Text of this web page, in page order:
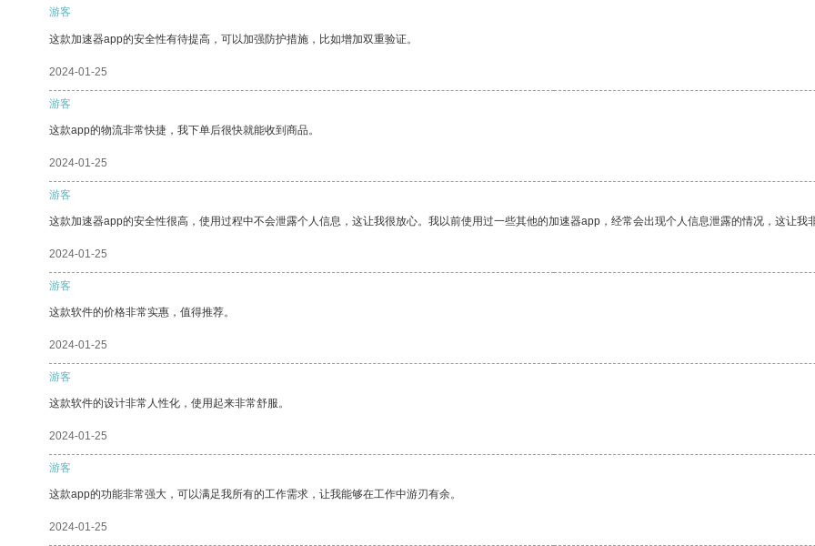
游客
这款加速器app的安全性有待提高，可以加强防护措施，比如增加双重验证。
2024-01-25
游客
这款app的物流非常快捷，我下单后很快就能收到商品。
2024-01-25
游客
这款加速器app的安全性很高，使用过程中不会泄露个人信息，这让我很放心。我以前使用过一些其他的加速器app，经常会出现个人信息泄露的情况，这让我
2024-01-25
游客
这款软件的价格非常实惠，值得推荐。
2024-01-25
游客
这款软件的设计非常人性化，使用起来非常舒服。
2024-01-25
游客
这款app的功能非常强大，可以满足我所有的工作需求，让我能够在工作中游刃有余。
2024-01-25